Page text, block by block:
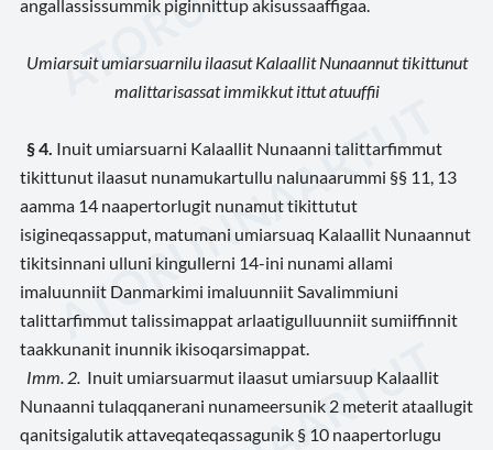
angallassissummik piginnittup akisussaaffigaa.
Umiarsuit umiarsuarnilu ilaasut Kalaallit Nunaannut tikittunut
malittarisassat immikkut ittut atuuffii
§ 4. Inuit umiarsuarni Kalaallit Nunaanni talittarfimmut
tikittunut ilaasut nunamukartullu nalunaarummi §§ 11, 13
aamma 14 naapertorlugit nunamut tikittutut
isigineqassapput, matumani umiarsuaq Kalaallit Nunaannut
tikitsinnani ulluni kingullerni 14-ini nunami allami
imaluunniit Danmarkimi imaluunniit Savalimmiuni
talittarfimmut talissimappat arlaatigulluunniit sumiiffinnit
taakkunanit inunnik ikisoqarsimappat.
Imm. 2. Inuit umiarsuarmut ilaasut umiarsuup Kalaallit
Nunaanni tulaqqanerani nunameersunik 2 meterit ataallugit
qanitsigalutik attaveqateqassagunik § 10 naapertorlugu